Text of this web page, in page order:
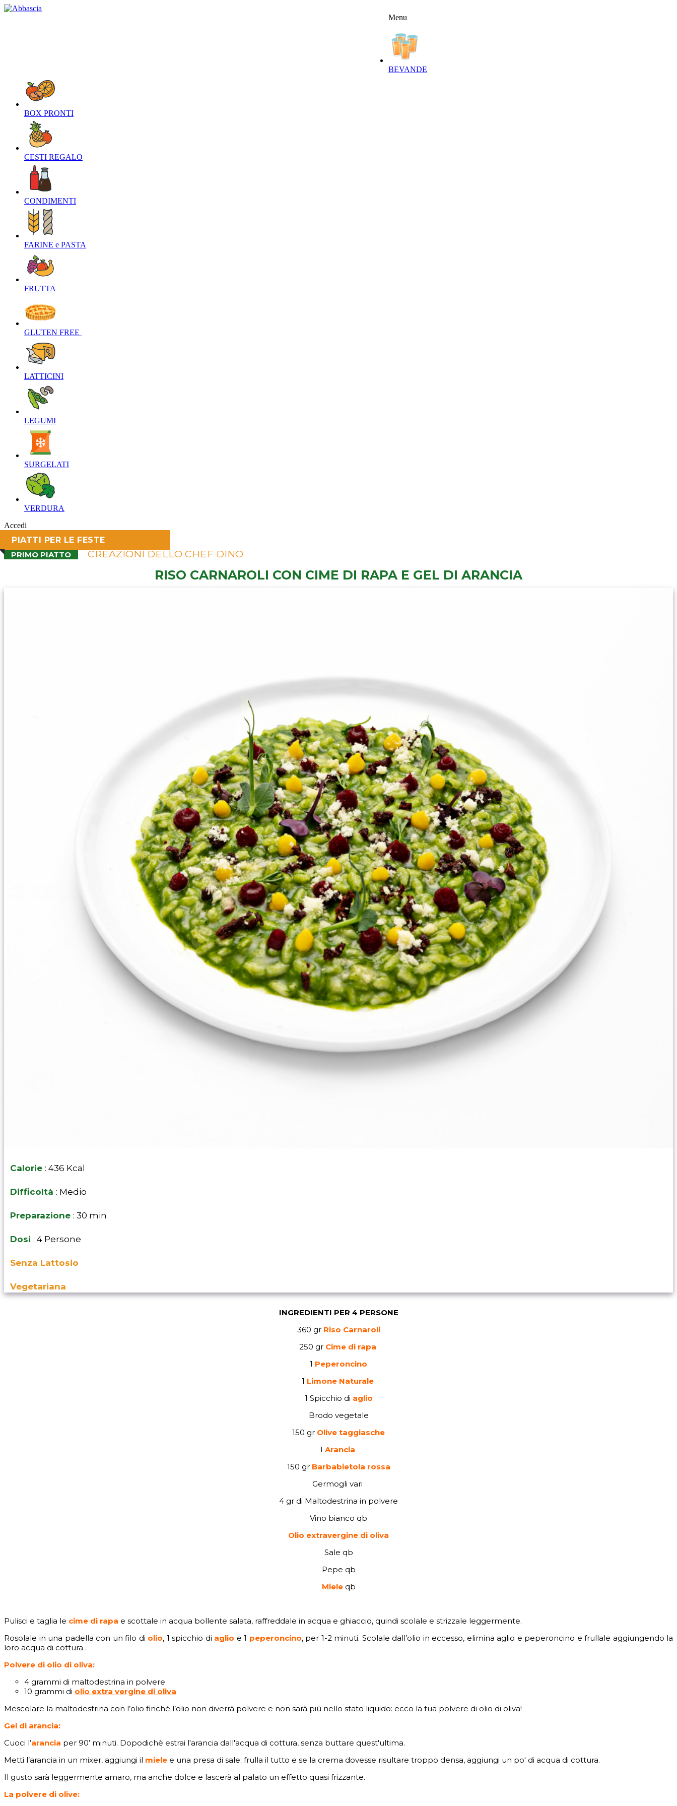
Menu
BEVANDE‎
BOX PRONTI‎
CESTI REGALO‎
CONDIMENTI‎
FARINE e PASTA‎
FRUTTA‎
GLUTEN FREE ‎
LATTICINI‎
LEGUMI‎
SURGELATI‎
VERDURA‎
Accedi
PIATTI PER LE FESTE
PRIMO PIATTO
CREAZIONI DELLO CHEF DINO
RISO CARNAROLI CON CIME DI RAPA E GEL DI ARANCIA
Calorie : 436 Kcal
Difficoltà : Medio
Preparazione : 30 min
Dosi : 4 Persone
Senza Lattosio
Vegetariana
INGREDIENTI PER 4 PERSONE
360 gr Riso Carnaroli
250 gr Cime di rapa
1 Peperoncino
1 Limone Naturale
1 Spicchio di aglio
Brodo vegetale
150 gr Olive taggiasche
1 Arancia
150 gr Barbabietola rossa
Germogli vari
4 gr di Maltodestrina in polvere
Vino bianco qb
Olio extravergine di oliva
Sale qb
Pepe qb
Mieleqb
Pulisci e taglia le cime di rapa e scottale in acqua bollente salata, raffreddale in acqua e ghiaccio, quindi scolale e strizzale leggermente.
Rosolale in una padella con un filo di olio, 1 spicchio di aglio e 1 peperoncino, per 1-2 minuti. Scolale dall’olio in eccesso, elimina aglio e peperoncino e frullale aggiungendo la
loro acqua di cottura .
Polvere di olio di oliva:
4 grammi di maltodestrina in polvere
10 grammi di olio extra vergine di oliva
Mescolare la maltodestrina con l’olio finché l’olio non diverrà polvere e non sarà più nello stato liquido: ecco la tua polvere di olio di oliva!
Gel di arancia:
Cuoci l’arancia per 90’ minuti. Dopodichè estrai l'arancia dall'acqua di cottura, senza buttare quest'ultima.
Metti l’arancia in un mixer, aggiungi il miele e una presa di sale; frulla il tutto e se la crema dovesse risultare troppo densa, aggiungi un po' di acqua di cottura.
Il gusto sarà leggermente amaro, ma anche dolce e lascerà al palato un effetto quasi frizzante.
La polvere di olive: